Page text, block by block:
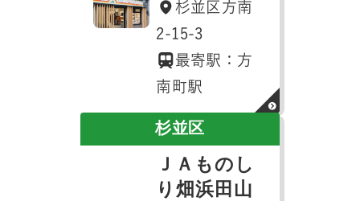
杉並区方南
2-15-3
最寄駅：方
南町駅
杉並区
ＪＡものし
り畑浜田山